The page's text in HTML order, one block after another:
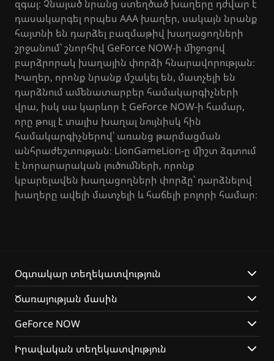
զգալ։ Չնայած նրանց ստեղծած խաղերը դժվար է
դասակարգել որպես AAA խաղեր, սակայն նրանք
հայտնի են դարձել բազմաթիվ խաղացողների
շրջանում՝ շնորհիվ GeForce NOW-ի միջոցով
բարձրորակ խաղային փորձի հնարավորության։
Խաղեր, որոնք նրանք մշակել են, մատչելի են
դարձնում ամենատարբեր համակարգիչների
վրա, իսկ սա կարևոր է GeForce NOW-ի համար,
որը թույլ է տալիս խաղալ նույնիսկ հին
համակարգիչներով՝ առանց թարմացման
անհրաժեշտության։ LionGameLion-ը միշտ ձգտում
է նորարարական լուծումների, որոնք
կբարելավեն խաղացողների փորձը՝ դարձնելով
խաղերը ավելի մատչելի և հաճելի բոլորի համար։
Օգտակար տեղեկատվություն
Ծառայության մասին
GeForce NOW
Իրավական տեղեկատվություն